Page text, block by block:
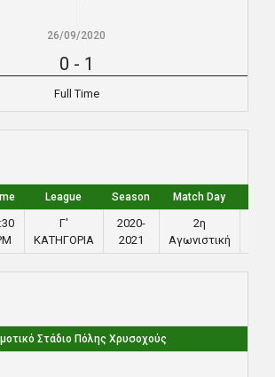
26/09/2020
0 - 1
Full Time
League Season Match Day
Γ'
ΚΑΤΗΓΟΡΙΑ
2020-
2021
2η
Αγωνιστική
Στάδιο Πόλης Χρυσοχούς